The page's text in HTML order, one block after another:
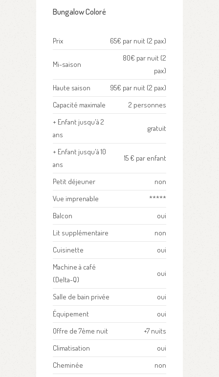
Bungalow Coloré
Prix 65€ par nuit (2 pax)
Mi-saison
80€ par nuit (2
pax)
Haute saison
95€ par nuit (2 pax)
Capacité maximale
2 personnes
+ Enfant jusqu'à 2
ans
gratuit
+ Enfant jusqu'à 10
ans
15 € par enfant
Petit déjeuner
non
Vue imprenable
*****
Balcon
oui
Lit supplémentaire
non
Cuisinette
oui
Machine à café
(Delta-Q)
oui
Salle de bain privée
oui
Équipement
oui
Offre de 7ème nuit
+7 nuits
Climatisation
oui
Cheminée
non